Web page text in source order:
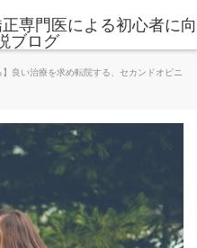
専門医による初心者に向
ブログ
】良い治療を求め転院する、セカンドオピニ